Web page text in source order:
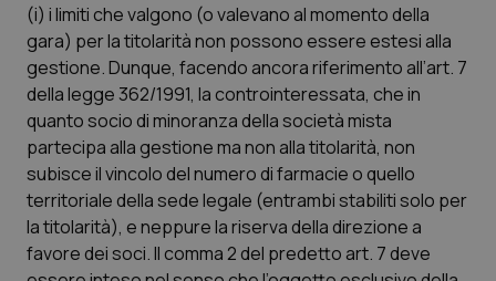
(i) i limiti che valgono (o valevano al momento della
gara) per la titolarità non possono essere estesi alla
gestione. Dunque, facendo ancora riferimento all’art. 7
della legge 362/1991, la controinteressata, che in
quanto socio di minoranza della società mista
partecipa alla gestione ma non alla titolarità, non
subisce il vincolo del numero di farmacie o quello
territoriale della sede legale (entrambi stabiliti solo per
la titolarità), e neppure la riserva della direzione a
favore dei soci. Il comma 2 del predetto art. 7 deve
PHPSESSID
PHP.net
www.quotidianosanita.it